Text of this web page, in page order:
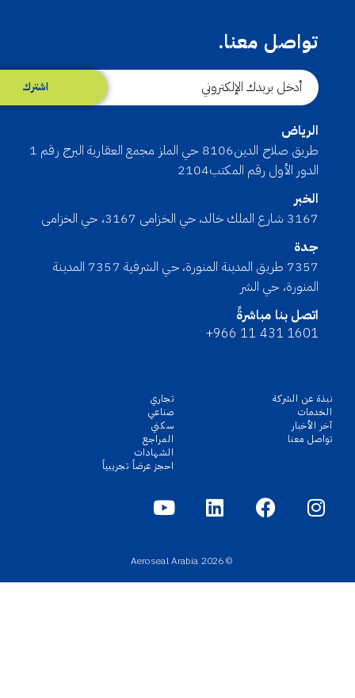
تواصل معنا.
اشترك
الرياض
طريق صلاح الدين8106 حي الملز مجمع العقارية البرج رقم 1
الدور الأول رقم المكتب2104
الخبر
3167 شارع الملك خالد، حي الخزامى 3167، حي الخزامى
جدة
7357 طريق المدينة المنورة، حي الشرفية 7357 المدينة
المنورة، حي الشر
اتصل بنا مباشرةً
+966 11 431 1601
نبذة عن الشركة
الخدمات
آخر الأخبار
تواصل معنا
تجاري
صناعي
سكني
المراجع
الشهادات
احجز عرضاً تجريبياً
© 2026 Aeroseal Arabia